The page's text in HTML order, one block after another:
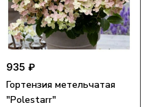
935 ₽
Гортензия метельчатая
"Polestarr"